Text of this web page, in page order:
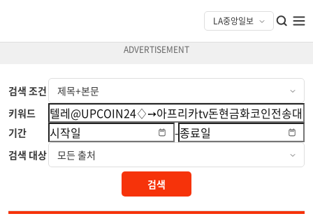
검색 조건
키워드
기간
-
검색 대상
검색